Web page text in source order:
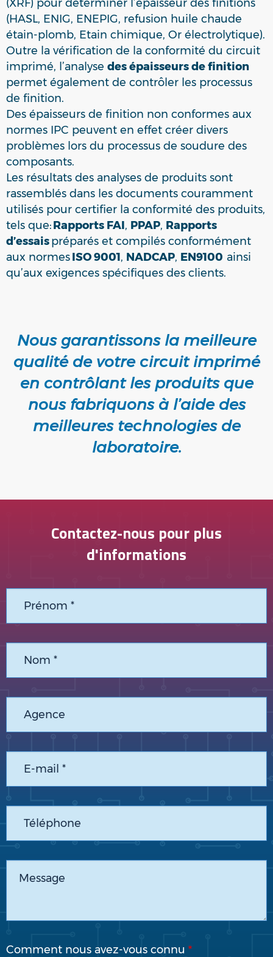
(XRF) pour déterminer l’épaisseur des finitions
(HASL, ENIG, ENEPIG, refusion huile chaude
étain-plomb, Etain chimique, Or électrolytique).
Outre la vérification de la conformité du circuit
imprimé, l’analyse des épaisseurs de finition
permet également de contrôler les processus
de finition.
Des épaisseurs de finition non conformes aux
normes IPC peuvent en effet créer divers
problèmes lors du processus de soudure des
composants.
Les résultats des analyses de produits sont
rassemblés dans les documents couramment
utilisés pour certifier la conformité des produits,
tels que:Rapports FAI, PPAP, Rapports
d’essaispréparés et compilés conformément
aux normesISO 9001, NADCAP, EN9100 ainsi
qu’aux exigences spécifiques des clients.
Nous garantissons la meilleure
qualité de votre circuit imprimé
en contrôlant les produits que
nous fabriquons à l’aide des
meilleures technologies de
laboratoire.
Contactez-nous pour plus
d'informations
Comment nous avez-vous connu